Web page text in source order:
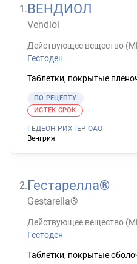
1 .ВЕНДИОЛ
Vendiol
Действующее вещество
Гестоден
Таблетки, покрытые
ПО РЕЦЕПТУ
ГЕДЕОН РИХТЕР ОАО
Венгрия
ИСТЕК СРОК
2.Гестарелла®
Gestarella®
Действующее вещество
Гестоден
Таблетки, покрытые